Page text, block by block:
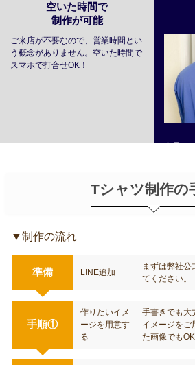
空いた時間で
制作が可能
ご来店が不要なので、営業時間とい
う概念がありません。空いた時間で
スマホで打合せOK！
商品の
Tシャツ制作の
▼制作の流れ
準備 LINE追加
まずは弊社公
てください。
手順①
作りたいイメ
ージを用意す
る
手書きでも大
イメージをご
た画像でも